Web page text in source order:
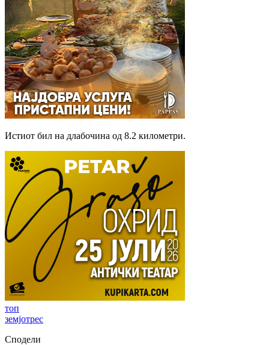
Истиот бил на длабочина од 8.2 километри.
топ
земјотрес
Сподели